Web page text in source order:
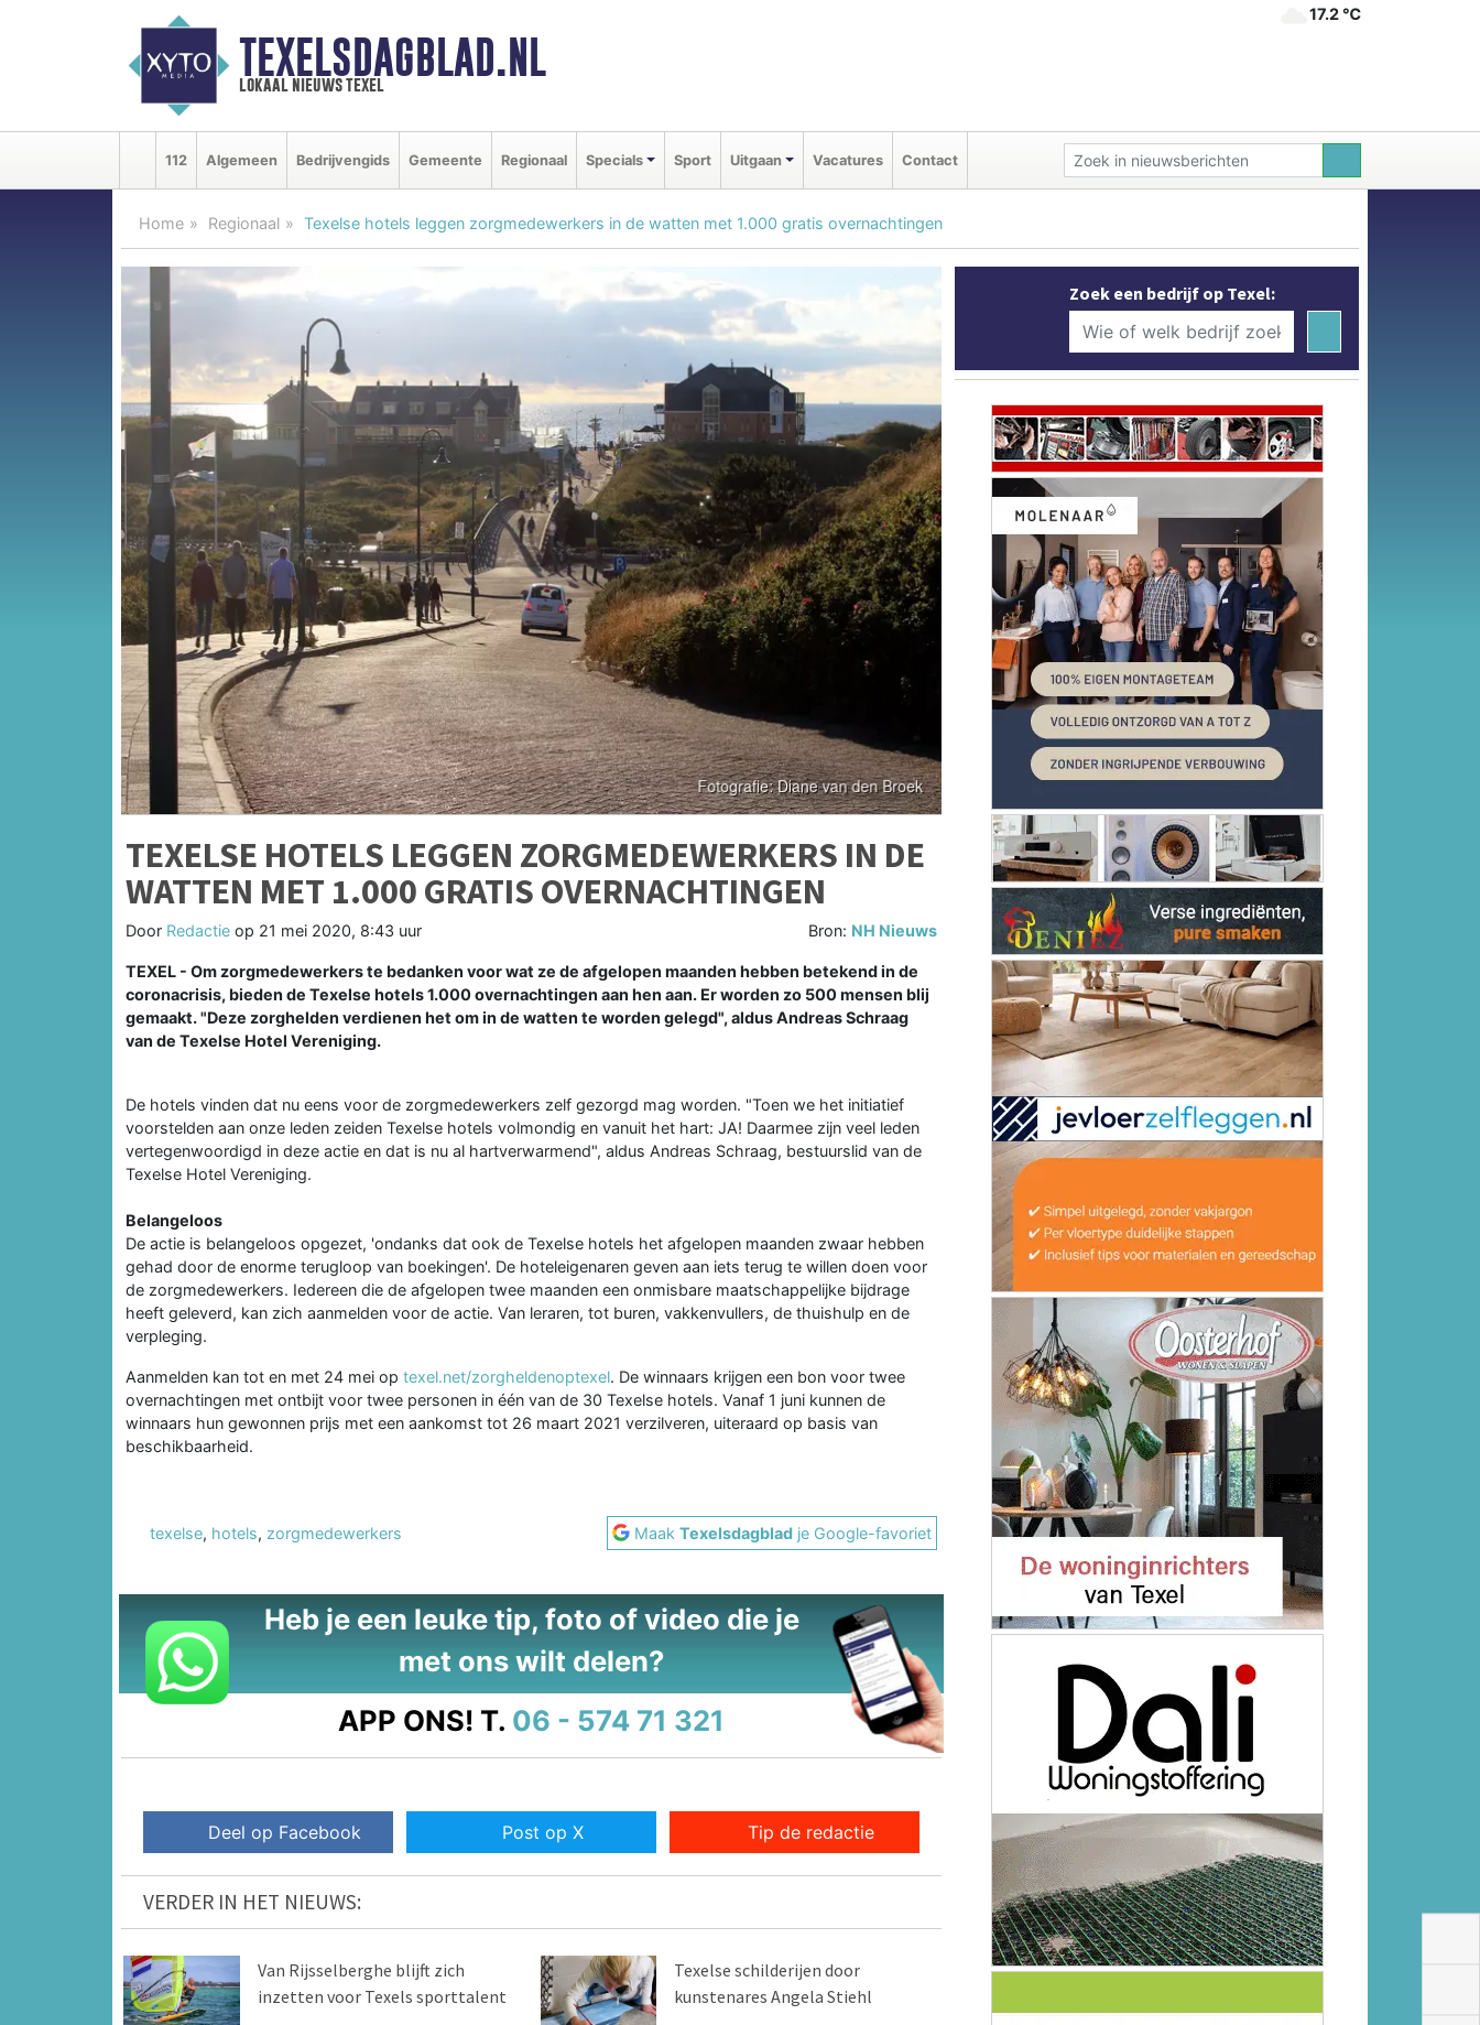
TEXELSDAGBLAD.NL
lokaal nieuws texel
17.2 ℃
112 Algemeen Bedrijvengids Gemeente Regionaal Specials Sport Uitgaan Vacatures Contact
Home Regionaal Texelse hotels leggen zorgmedewerkers in de watten met 1.000 gratis overnachtingen
TEXELSE HOTELS LEGGEN ZORGMEDEWERKERS IN DE
WATTEN MET 1.000 GRATIS OVERNACHTINGEN
Door Redactie op 21 mei 2020, 8:43 uur Bron: NH Nieuws
TEXEL - Om zorgmedewerkers te bedanken voor wat ze de afgelopen maanden hebben betekend in de
coronacrisis, bieden de Texelse hotels 1.000 overnachtingen aan hen aan. Er worden zo 500 mensen blij
gemaakt. "Deze zorghelden verdienen het om in de watten te worden gelegd", aldus Andreas Schraag
van de Texelse Hotel Vereniging.
De hotels vinden dat nu eens voor de zorgmedewerkers zelf gezorgd mag worden. "Toen we het initiatief
voorstelden aan onze leden zeiden Texelse hotels volmondig en vanuit het hart: JA! Daarmee zijn veel leden
vertegenwoordigd in deze actie en dat is nu al hartverwarmend", aldus Andreas Schraag, bestuurslid van de
Texelse Hotel Vereniging.
Belangeloos
De actie is belangeloos opgezet, 'ondanks dat ook de Texelse hotels het afgelopen maanden zwaar hebben
gehad door de enorme terugloop van boekingen'. De hoteleigenaren geven aan iets terug te willen doen voor
de zorgmedewerkers. Iedereen die de afgelopen twee maanden een onmisbare maatschappelijke bijdrage
heeft geleverd, kan zich aanmelden voor de actie. Van leraren, tot buren, vakkenvullers, de thuishulp en de
verpleging.
Aanmelden kan tot en met 24 mei op texel.net/zorgheldenoptexel. De winnaars krijgen een bon voor twee
overnachtingen met ontbijt voor twee personen in één van de 30 Texelse hotels. Vanaf 1 juni kunnen de
winnaars hun gewonnen prijs met een aankomst tot 26 maart 2021 verzilveren, uiteraard op basis van
beschikbaarheid.
texelse, hotels, zorgmedewerkers MaakTexelsdagblad je Google-favoriet
Heb je een leuke tip, foto of video die je
met ons wilt delen?
APP ONS! T. 06 - 574 71 321
Deel op Facebook Post op X Tip de redactie
VERDER IN HET NIEUWS:
Van Rijsselberghe blijft zich
inzetten voor Texels sporttalent
Texelse schilderijen door
kunstenares Angela Stiehl
Zoek een bedrijf op Texel: